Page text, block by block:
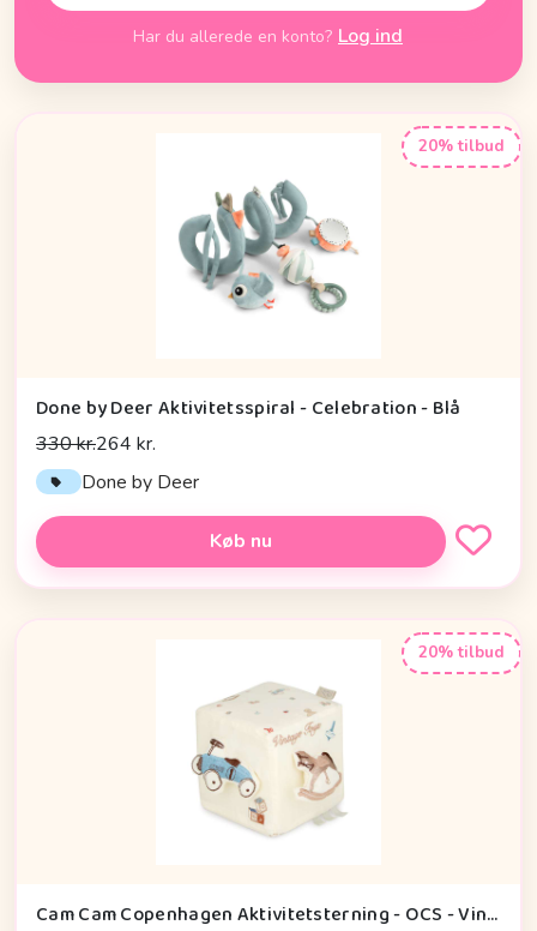
Har du allerede en konto? Log ind
20% tilbud
Done by Deer Aktivitetsspiral - Celebration - Blå
330 kr.264 kr.
Done by Deer
Køb nu
20% tilbud
Cam Cam Copenhagen Aktivitetsterning - OCS - Vintage Toys